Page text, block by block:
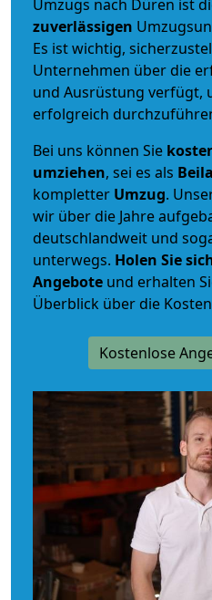
Umzugs nach Düren ist
zuverlässigen
Es ist wichtig,
Unternehmen über die
und Ausrüstung verfügt,
erfolgreich
Bei uns können Sie
umziehen, sei es als
kompletter Umzug.
wir über die Jahre
deutschlandweit und
unterwegs. Holen Sie
Angebote und erhalten
Überblick über die
Kostenlose